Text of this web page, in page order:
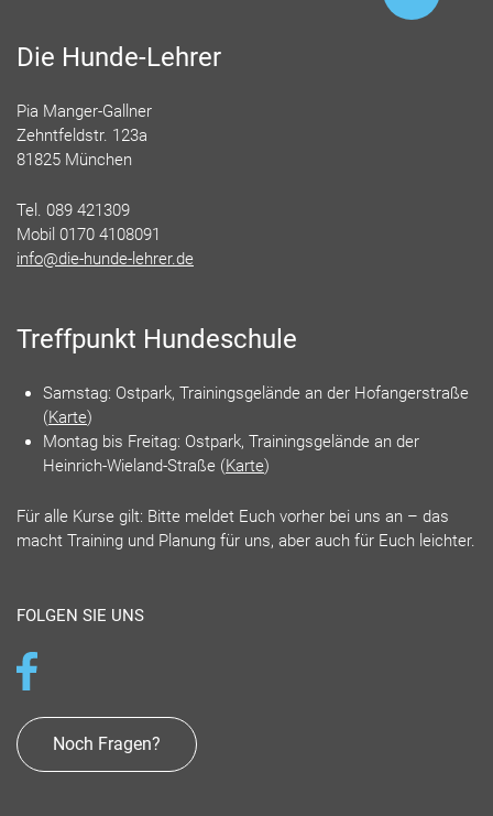
Die Hunde-Lehrer
Pia Manger-Gallner
Zehntfeldstr. 123a
81825 München
Tel. 089 421309
Mobil 0170 4108091
info@die-hunde-lehrer.de
Treffpunkt Hundeschule
Samstag: Ostpark, Trainingsgelände an der Hofangerstraße
(Karte)
Montag bis Freitag: Ostpark, Trainingsgelände an der
Heinrich-Wieland-Straße (Karte)
Für alle Kurse gilt: Bitte meldet Euch vorher bei uns an – das
macht Training und Planung für uns, aber auch für Euch leichter.
FOLGEN SIE UNS
Noch Fragen?